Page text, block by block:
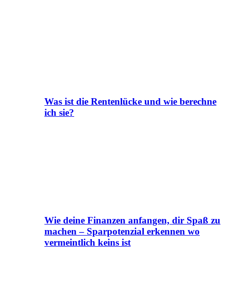
Was ist die Rentenlücke und wie berechne
ich sie?
Wie deine Finanzen anfangen, dir Spaß zu
machen – Sparpotenzial erkennen wo
vermeintlich keins ist